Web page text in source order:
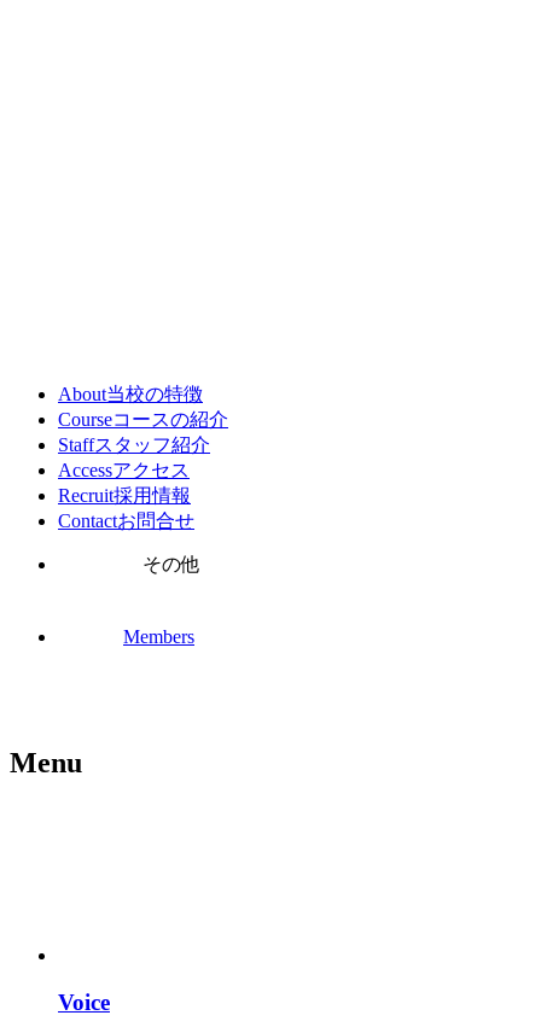
About当校の特徴
Courseコースの紹介
Staffスタッフ紹介
Accessアクセス
Recruit採用情報
Contactお問合せ
その他
Members
Menu
Voice